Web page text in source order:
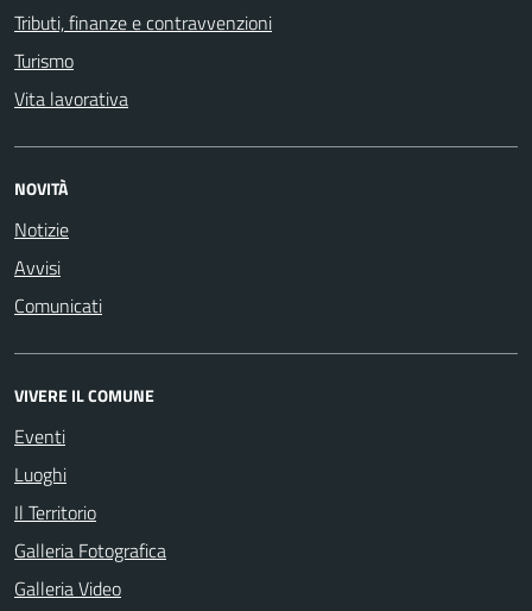
Tributi, finanze e contravvenzioni
Turismo
Vita lavorativa
NOVITÀ
Notizie
Avvisi
Comunicati
VIVERE IL COMUNE
Eventi
Luoghi
Il Territorio
Galleria Fotografica
Galleria Video